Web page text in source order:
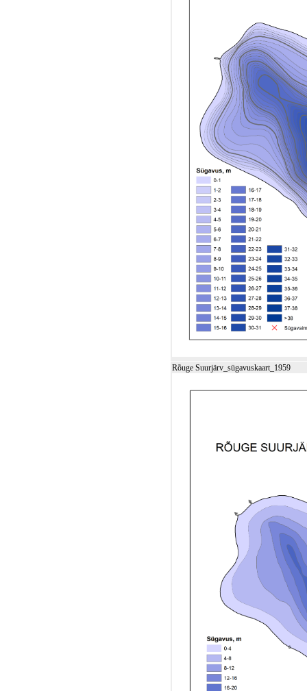
Rõuge Suurjärv_sügavuskaart_1959